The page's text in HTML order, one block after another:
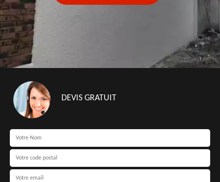
DEVIS GRATUIT